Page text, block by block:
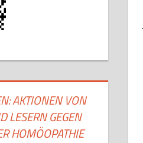
AKTIONEN VON
LESERN GEGEN
HOMÖOPATHIE